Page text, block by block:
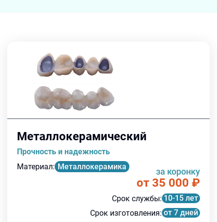
Металлокерамический
Прочность и надежность
Материал: Металлокерамика
от 35 000 ₽
за коронку
Срок службы: 10-15 лет
Срок изготовления: от 7 дней